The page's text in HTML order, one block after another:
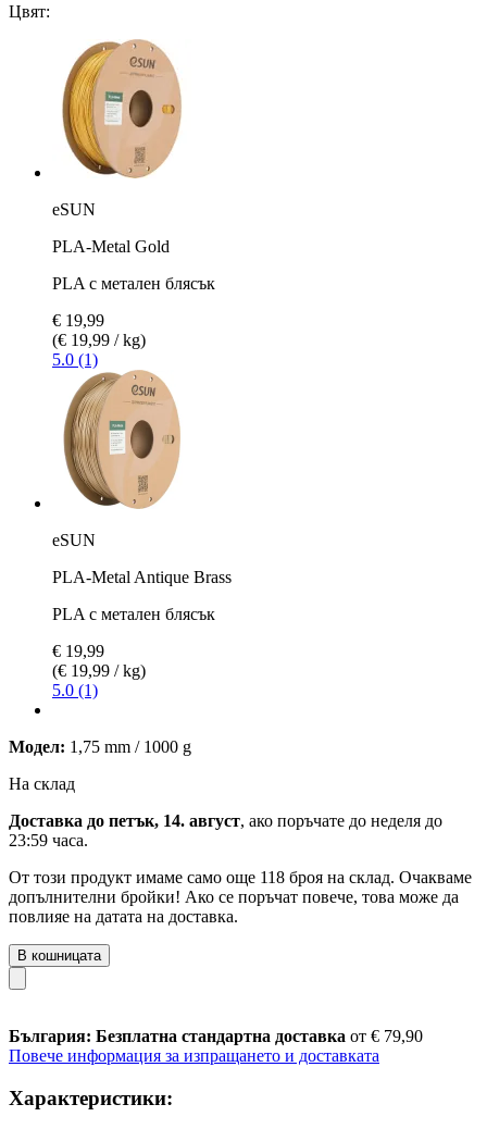
Цвят:
eSUN
PLA-Metal Gold
PLA с метален блясък
€ 19,99
(€ 19,99 / kg)
5.0 (1)
eSUN
PLA-Metal Antique Brass
PLA с метален блясък
€ 19,99
(€ 19,99 / kg)
5.0 (1)
Модел: 1,75 mm / 1000 g
На склад
Доставка до петък, 14. август, ако поръчате до неделя до
23:59 часа.
От този продукт имаме само още 118 броя на склад. Очакваме
допълнителни бройки! Ако се поръчат повече, това може да
повлияе на датата на доставка.
В кошницата
България: Безплатна стандартна доставка от € 79,90
Повече информация за изпращането и доставката
Характеристики: